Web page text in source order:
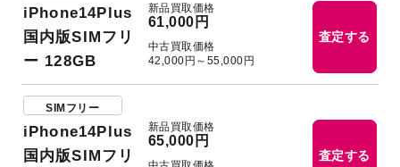
iPhone14Plus
国内版SIMフリ
ー 128GB
新品買取価格
61,000円
中古買取価格
42,000円～55,000円
査定する
SIMフリー
iPhone14Plus
国内版SIMフリ
新品買取価格
65,000円
査定する